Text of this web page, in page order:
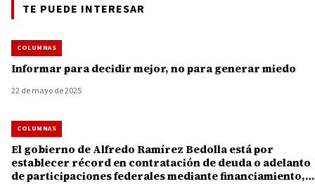
TE PUEDE INTERESAR
COLUMNAS
Informar para decidir mejor, no para generar miedo
22 de mayo de 2025
COLUMNAS
El gobierno de Alfredo Ramírez Bedolla está por
establecer récord en contratación de deuda o adelanto
de participaciones federales mediante financiamiento,